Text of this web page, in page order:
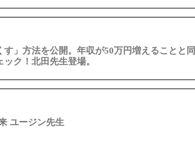
」方法を公開。年収が50万円増えることと同
ック！北田先生登場。
ユージン先生